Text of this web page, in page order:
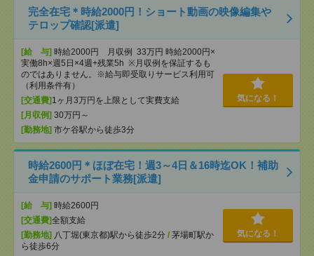
完全在宅＊時給2000円！ショート動画の映像編集や
テロップ確認[派遣]
[給 与] 時給2000円 月収例 33万円 時給2000円×
実働8h×週5日×4週+残業5h ※月収例を保証するも
のではありません。※給与即受取りサービス利用可
（利用条件有）
[交通費] 1ヶ月3万円を上限として実費支給
[月収例] 30万円～
[勤務地] 市ケ谷駅から徒歩3分
気になる！
時給2600円＊ほぼ在宅！週3～4日＆16時迄OK！補助
金申請のサポート業務[派遣]
[給 与] 時給2600円
[交通費]全額支給
[勤務地] 八丁堀(東京都)駅から徒歩2分 / 茅場町駅か
ら徒歩6分
気になる！